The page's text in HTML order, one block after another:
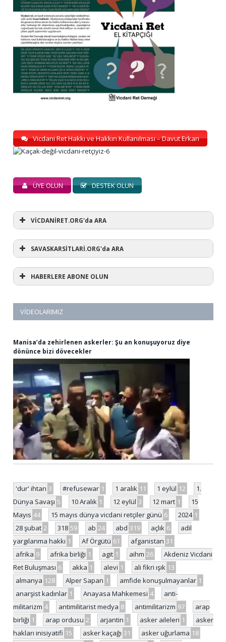
Vicdani Ret Hakkı ve Hakkın Kullanılması – Davut Erkan
ÜYE OLUN DESTEK OLUN
VİCDANİRET.ORG'da ARA
SAVASKARSİTLARİ.ORG'da ARA
HABERLERE ABONE OLUN
VIDEOLARIMIZ
Manisa’da zehirlenen askerler: Şu an konuşuyoruz diye
dönünce bizi dövecekler
'dur' ihtarı 3 #refusewar 1 1 aralık 11 1 eylül 12
1.
Dünya Savaşı 5 10 Aralık 1 12 eylül 3 12 mart 1
15
Mayıs 44 15 mayıs dünya vicdani retçiler günü 6 2024 1
28 şubat 2 318 59 ab 24 abd 319 açlık 6
adil
yargılanma hakkı 1 Af Örgütü 61 afganistan 31
afrika 9 afrika birliği 1 agit 1 aihm 26
Akdeniz Vicdani
Ret Buluşması 6 akka 1 alevi 1 ali fikri ışık 13
almanya 128 Alper Sapan 1 amfide konuşulmayanlar 1
anarşist kadınlar 1 Anayasa Mahkemesi 4
anti-
militarizm 4 antimilitarist medya 8 antimilitarizm 97
arap
birliği 1 arap ordusu 2 arjantin 1 asker aileleri 1
asker
hakları inisiyatifi 15 asker kaçağı 31 asker uğurlama 18